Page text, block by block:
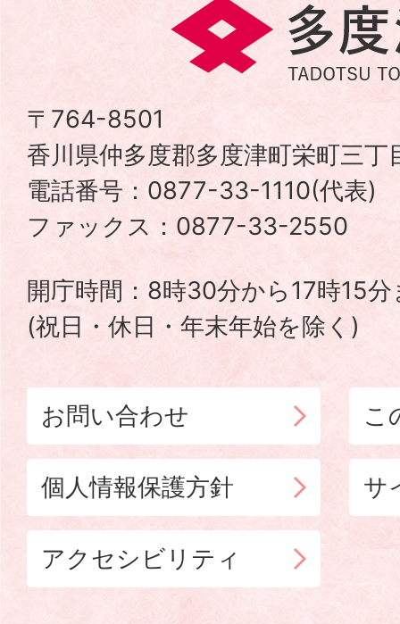
多
度
町
TADOTSU
TOWN
〒764-8501
香川県仲多度郡多度津町栄町三
電話番号：0877-33-1110(代表)
ファックス：0877-33-2550
開庁時間：8時30分から17時15分
(祝日・休日・年末年始を除く)
お問い合わせ こ
個人情報保護方針 サ
アクセシビリティ